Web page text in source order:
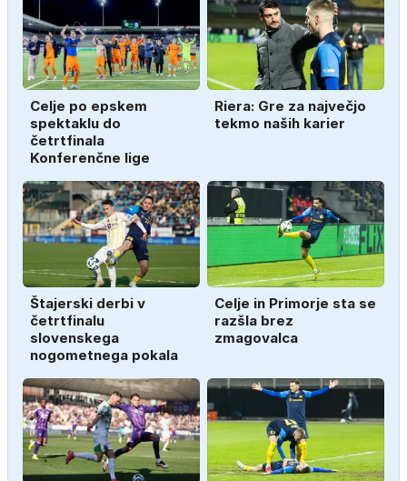
Celje po epskem
spektaklu do
četrtfinala
Konferenčne lige
Riera: Gre za največjo
tekmo naših karier
Štajerski derbi v
četrtfinalu
slovenskega
nogometnega pokala
Celje in Primorje sta se
razšla brez
zmagovalca